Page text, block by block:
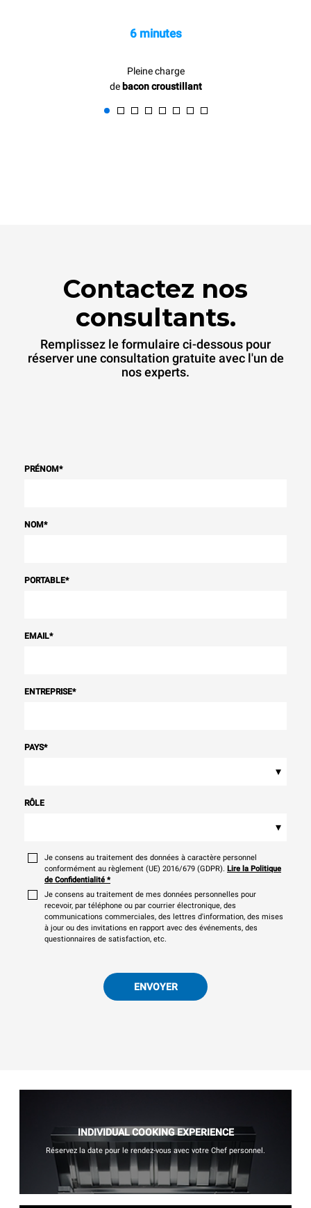
6 minutes
Pleine charge
de bacon croustillant
Contactez nos
consultants.
Remplissez le formulaire ci-dessous pour
réserver une consultation gratuite avec l'un de
nos experts.
PRÉNOM*
NOM*
PORTABLE*
EMAIL*
ENTREPRISE*
PAYS*
▾
RÔLE
▾
Je consens au traitement des données à caractère personnel
conformément au règlement (UE) 2016/679 (GDPR). Lire la Politique
de Confidentialité *
Je consens au traitement de mes données personnelles pour
recevoir, par téléphone ou par courrier électronique, des
communications commerciales, des lettres d'information, des mises
à jour ou des invitations en rapport avec des événements, des
questionnaires de satisfaction, etc.
ENVOYER
INDIVIDUAL COOKING EXPERIENCE
Réservez la date pour le rendez-vous avec votre Chef personnel.